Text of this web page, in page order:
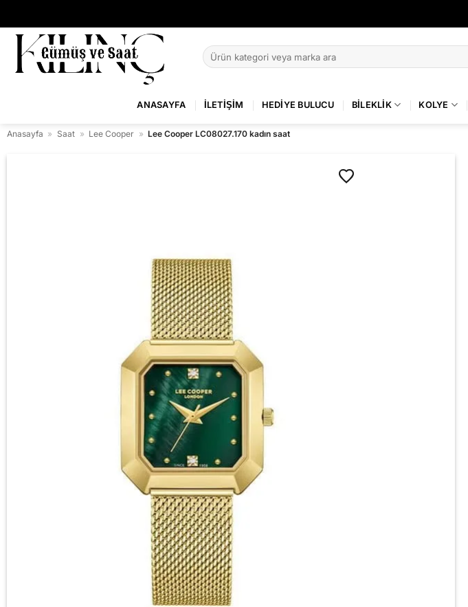
atla
Ara:
ANASAYFA İLETIŞIM HEDIYE BULUCU BILEKLIK KOLYE
Anasayfa » Saat » Lee Cooper » Lee Cooper LC08027.170 kadın saat